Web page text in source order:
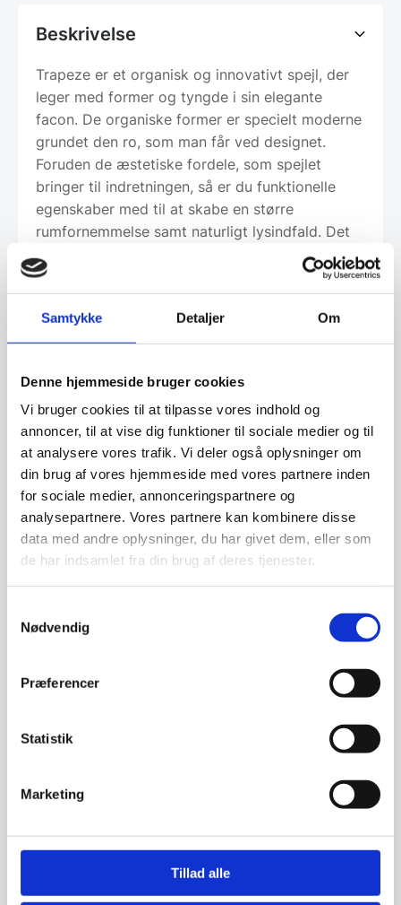
Samtykke Detaljer Om
Denne hjemmeside bruger cookies
Vi bruger cookies til at tilpasse vores indhold og
annoncer, til at vise dig funktioner til sociale medier og til
at analysere vores trafik. Vi deler også oplysninger om
din brug af vores hjemmeside med vores partnere inden
for sociale medier, annonceringspartnere og
analysepartnere. Vores partnere kan kombinere disse
data med andre oplysninger, du har givet dem, eller som
de har indsamlet fra din brug af deres tjenester.
Nødvendig
Præferencer
Statistik
Marketing
Tillad alle
Beskrivelse
Trapeze er et organisk og innovativt spejl, der
leger med former og tyngde i sin elegante
facon. De organiske former er specielt moderne
grundet den ro, som man får ved designet.
Foruden de æstetiske fordele, som spejlet
bringer til indretningen, så er du funktionelle
egenskaber med til at skabe en større
rumfornemmelse samt naturligt lysindfald. Det
multifunktionelle design gør det muligt at
hænge spejlet på begge led.
✓ Designet i Danmark
✓ Spejlet er med kvalitetsglas
✓ Multifunktionelt design
Har du spørgsmål til varen? Klik her
Vi prismatcher - Klik her
Relaterede varer
badeværelses spejl med